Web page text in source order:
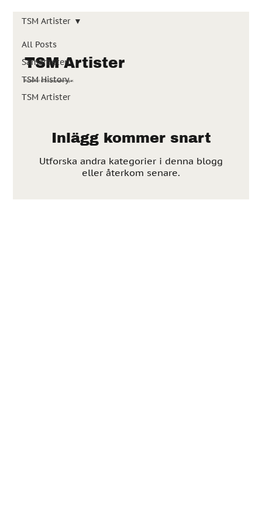
All Posts
Samarbeten
TSM History
TSM Artister
TSM Artister
TSM Artister
Releaser och uppdateringar.
Inlägg kommer snart
Utforska andra kategorier i denna blogg
eller återkom senare.